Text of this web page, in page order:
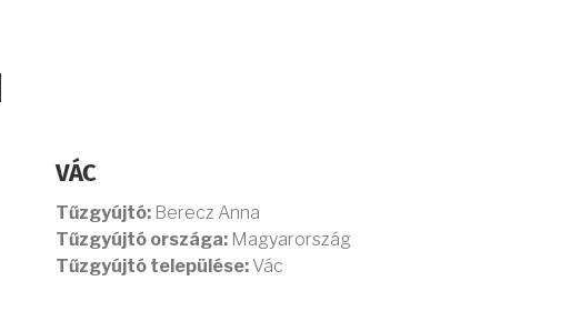
VÁC
Tűzgyújtó: Berecz Anna
Tűzgyújtó országa: Magyarország
Tűzgyújtó települése: Vác